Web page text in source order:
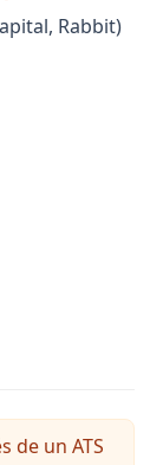
Rabbit)
de un ATS